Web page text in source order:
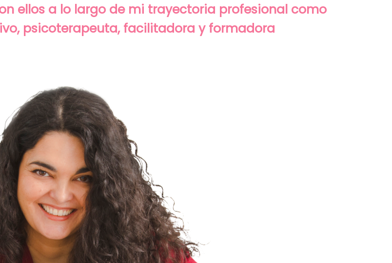
ellos a lo largo de mi trayectoria profesional como
psicoterapeuta, facilitadora y formadora